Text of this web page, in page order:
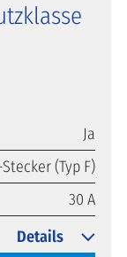
Ja
(Typ F)
30 A
Details